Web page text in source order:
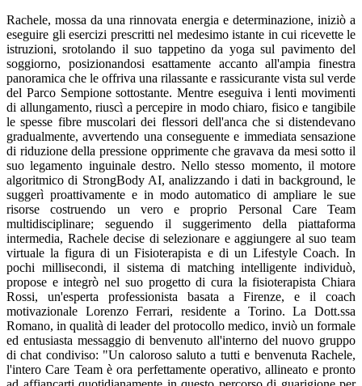
Rachele, mossa da una rinnovata energia e determinazione, iniziò a
eseguire gli esercizi prescritti nel medesimo istante in cui ricevette le
istruzioni, srotolando il suo tappetino da yoga sul pavimento del
soggiorno, posizionandosi esattamente accanto all'ampia finestra
panoramica che le offriva una rilassante e rassicurante vista sul verde
del Parco Sempione sottostante. Mentre eseguiva i lenti movimenti
di allungamento, riuscì a percepire in modo chiaro, fisico e tangibile
le spesse fibre muscolari dei flessori dell'anca che si distendevano
gradualmente, avvertendo una conseguente e immediata sensazione
di riduzione della pressione opprimente che gravava da mesi sotto il
suo legamento inguinale destro. Nello stesso momento, il motore
algoritmico di StrongBody AI, analizzando i dati in background, le
suggerì proattivamente e in modo automatico di ampliare le sue
risorse costruendo un vero e proprio Personal Care Team
multidisciplinare; seguendo il suggerimento della piattaforma
intermedia, Rachele decise di selezionare e aggiungere al suo team
virtuale la figura di un Fisioterapista e di un Lifestyle Coach. In
pochi millisecondi, il sistema di matching intelligente individuò,
propose e integrò nel suo progetto di cura la fisioterapista Chiara
Rossi, un'esperta professionista basata a Firenze, e il coach
motivazionale Lorenzo Ferrari, residente a Torino. La Dott.ssa
Romano, in qualità di leader del protocollo medico, inviò un formale
ed entusiasta messaggio di benvenuto all'interno del nuovo gruppo
di chat condiviso: "Un caloroso saluto a tutti e benvenuta Rachele,
l'intero Care Team è ora perfettamente operativo, allineato e pronto